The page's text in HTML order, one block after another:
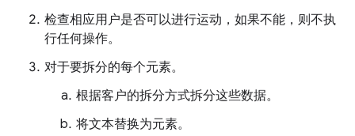
检查相应用户是否可以进行运动，如果不能，则不执
行任何操作。
对于要拆分的每个元素。
根据客户的拆分方式拆分这些数据。
将文本替换为元素。